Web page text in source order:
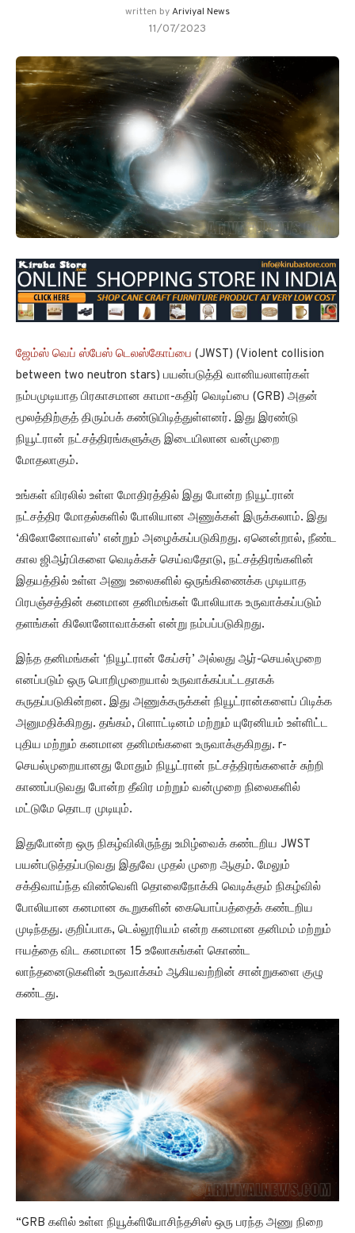
written byAriviyal News
11/07/2023
ஜேம்ஸ் வெப் ஸ்பேஸ் டெலஸ்கோப்பை (JWST) (Violent collision
between two neutron stars) பயன்படுத்தி வானியலாளர்கள்
நம்பமுடியாத பிரகாசமான காமா-கதிர் வெடிப்பை (GRB) அதன்
மூலத்திற்குத் திரும்பக் கண்டுபிடித்துள்ளனர். இது இரண்டு
நியூட்ரான் நட்சத்திரங்களுக்கு இடையிலான வன்முறை
மோதலாகும்.
உங்கள் விரலில் உள்ள மோதிரத்தில் இது போன்ற நியூட்ரான்
நட்சத்திர மோதல்களில் போலியான அணுக்கள் இருக்கலாம். இது
‘கிலோனோவாஸ்’ என்றும் அழைக்கப்படுகிறது. ஏனென்றால், நீண்ட
கால ஜிஆர்பிகளை வெடிக்கச் செய்வதோடு, நட்சத்திரங்களின்
இதயத்தில் உள்ள அணு உலைகளில் ஒருங்கிணைக்க முடியாத
பிரபஞ்சத்தின் கனமான தனிமங்கள் போலியாக உருவாக்கப்படும்
தளங்கள் கிலோனோவாக்கள் என்று நம்பப்படுகிறது.
இந்த தனிமங்கள் ‘நியூட்ரான் கேப்சர்’ அல்லது ஆர்-செயல்முறை
எனப்படும் ஒரு பொறிமுறையால் உருவாக்கப்பட்டதாகக்
கருதப்படுகின்றன. இது அணுக்கருக்கள் நியூட்ரான்களைப் பிடிக்க
அனுமதிக்கிறது. தங்கம், பிளாட்டினம் மற்றும் யுரேனியம் உள்ளிட்ட
புதிய மற்றும் கனமான தனிமங்களை உருவாக்குகிறது. r-
செயல்முறையானது மோதும் நியூட்ரான் நட்சத்திரங்களைச் சுற்றி
காணப்படுவது போன்ற தீவிர மற்றும் வன்முறை நிலைகளில்
மட்டுமே தொடர முடியும்.
இதுபோன்ற ஒரு நிகழ்விலிருந்து உமிழ்வைக் கண்டறிய JWST
பயன்படுத்தப்படுவது இதுவே முதல் முறை ஆகும். மேலும்
சக்திவாய்ந்த விண்வெளி தொலைநோக்கி வெடிக்கும் நிகழ்வில்
போலியான கனமான கூறுகளின் கையொப்பத்தைக் கண்டறிய
முடிந்தது. குறிப்பாக, டெல்லூரியம் என்ற கனமான தனிமம் மற்றும்
ஈயத்தை விட கனமான 15 உலோகங்கள் கொண்ட
லாந்தனைடுகளின் உருவாக்கம் ஆகியவற்றின் சான்றுகளை குழு
கண்டது.
“GRB களில் உள்ள நியூக்ளியோசிந்தசிஸ் ஒரு பரந்த அணு நிறை